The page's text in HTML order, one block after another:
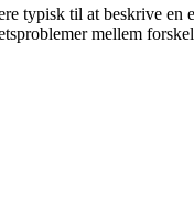
typisk til at beskrive
mellem